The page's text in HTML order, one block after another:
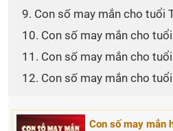
9. Con số may mắn cho tuổi
10. Con số may mắn cho
11. Con số may mắn cho
12. Con số may mắn cho
Con số may mắn